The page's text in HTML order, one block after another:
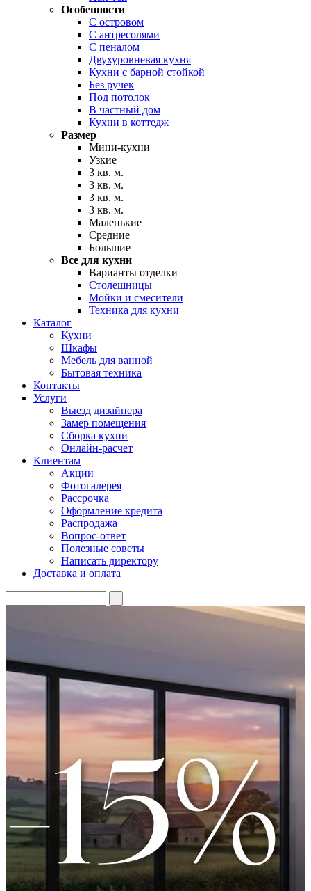
Особенности
С островом
С антресолями
С пеналом
Двухуровневая кухня
Кухни с барной стойкой
Без ручек
Под потолок
В частный дом
Кухни в коттедж
Размер
Мини-кухни
Узкие
3 кв. м.
3 кв. м.
3 кв. м.
3 кв. м.
Маленькие
Средние
Большие
Все для кухни
Варианты отделки
Столешницы
Мойки и смесители
Техника для кухни
Каталог
Кухни
Шкафы
Мебель для ванной
Бытовая техника
Контакты
Услуги
Выезд дизайнера
Замер помещения
Сборка кухни
Онлайн-расчет
Клиентам
Акции
Фотогалерея
Рассрочка
Оформление кредита
Распродажа
Вопрос-ответ
Полезные советы
Написать директору
Доставка и оплата